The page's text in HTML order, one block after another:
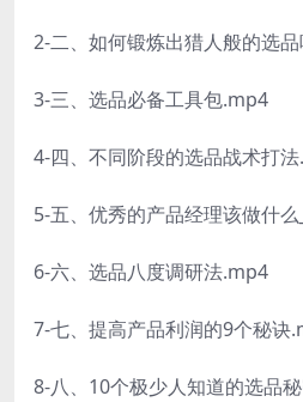
2-二、如何锻炼出猎人般的选
3-三、选品必备工具包.mp4
4-四、不同阶段的选品战术打
5-五、优秀的产品经理该做什
6-六、选品八度调研法.mp4
7-七、提高产品利润的9个秘诀
8-八、10个极少人知道的选品